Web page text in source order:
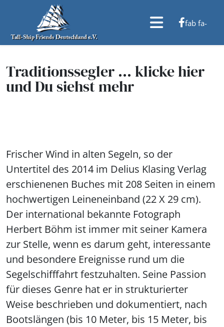
fab fa-
Traditionssegler ... klicke hier
und Du siehst mehr
Frischer Wind in alten Segeln, so der
Untertitel des 2014 im Delius Klasing Verlag
erschienenen Buches mit 208 Seiten in einem
hochwertigen Leineneinband (22 X 29 cm).
Der international bekannte Fotograph
Herbert Böhm ist immer mit seiner Kamera
zur Stelle, wenn es darum geht, interessante
und besondere Ereignisse rund um die
Segelschifffahrt festzuhalten. Seine Passion
für dieses Genre hat er in strukturierter
Weise beschrieben und dokumentiert, nach
Bootslängen (bis 10 Meter, bis 15 Meter, bis